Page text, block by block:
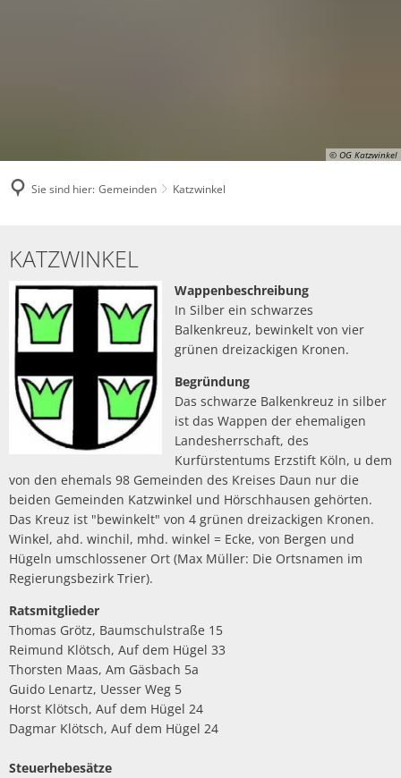
© OG Katzwinkel
Sie sind hier: Gemeinden Katzwinkel
KATZWINKEL
Wappenbeschreibung
In Silber ein schwarzes
Balkenkreuz, bewinkelt von vier
grünen dreizackigen Kronen.
Begründung
Das schwarze Balkenkreuz in silber
ist das Wappen der ehemaligen
Landesherrschaft, des
Kurfürstentums Erzstift Köln, u dem
von den ehemals 98 Gemeinden des Kreises Daun nur die
beiden Gemeinden Katzwinkel und Hörschhausen gehörten.
Das Kreuz ist "bewinkelt" von 4 grünen dreizackigen Kronen.
Winkel, ahd. winchil, mhd. winkel = Ecke, von Bergen und
Hügeln umschlossener Ort (Max Müller: Die Ortsnamen im
Regierungsbezirk Trier).
Ratsmitglieder
Thomas Grötz, Baumschulstraße 15
Reimund Klötsch, Auf dem Hügel 33
Thorsten Maas, Am Gäsbach 5a
Guido Lenartz, Uesser Weg 5
Horst Klötsch, Auf dem Hügel 24
Dagmar Klötsch, Auf dem Hügel 24
Steuerhebesätze